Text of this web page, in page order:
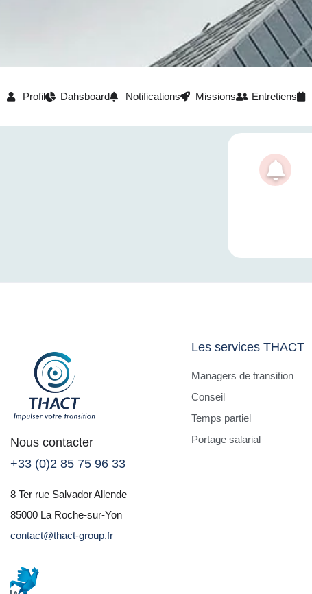
Profil Dahsboard Notifications Missions Entretiens
Nous contacter
+33 (0)2 85 75 96 33
8 Ter rue Salvador Allende
85000 La Roche-sur-Yon
contact@thact-group.fr
Les services THACT
Managers de transition
Conseil
Temps partiel
Portage salarial